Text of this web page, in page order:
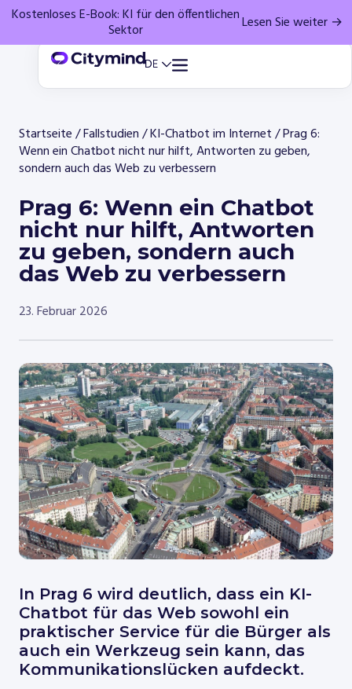
Kostenloses E-Book: KI für den öffentlichen
Sektor Lesen Sie weiter →
Startseite/Fallstudien/KI-Chatbot im Internet/Prag 6:
Wenn ein Chatbot nicht nur hilft, Antworten zu geben,
sondern auch das Web zu verbessern
Prag 6: Wenn ein Chatbot
nicht nur hilft, Antworten
zu geben, sondern auch
das Web zu verbessern
23. Februar 2026
In Prag 6 wird deutlich, dass ein KI-
Chatbot für das Web sowohl ein
praktischer Service für die Bürger als
auch ein Werkzeug sein kann, das
Kommunikationslücken aufdeckt.